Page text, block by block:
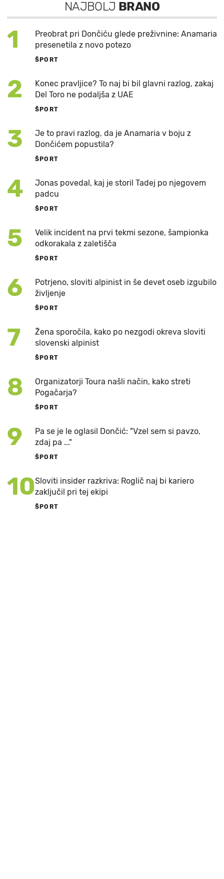
NAJBOLJ BRANO
1
Preobrat pri Dončiću glede preživnine: Anamaria
presenetila z novo potezo
ŠPORT
2
Konec pravljice? To naj bi bil glavni razlog, zakaj
Del Toro ne podaljša z UAE
ŠPORT
3
Je to pravi razlog, da je Anamaria v boju z
Dončićem popustila?
ŠPORT
4
Jonas povedal, kaj je storil Tadej po njegovem
padcu
ŠPORT
5
Velik incident na prvi tekmi sezone, šampionka
odkorakala z zaletišča
ŠPORT
6
Potrjeno, sloviti alpinist in še devet oseb izgubilo
življenje
ŠPORT
7
Žena sporočila, kako po nezgodi okreva sloviti
slovenski alpinist
ŠPORT
8
Organizatorji Toura našli način, kako streti
Pogačarja?
ŠPORT
9
Pa se je le oglasil Dončić: "Vzel sem si pavzo,
zdaj pa ..."
ŠPORT
10Sloviti insider razkriva: Roglič naj bi kariero
zaključil pri tej ekipi
ŠPORT